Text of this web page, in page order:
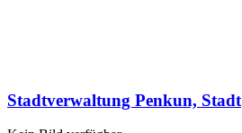
Stadtverwaltung Penkun, Stadt